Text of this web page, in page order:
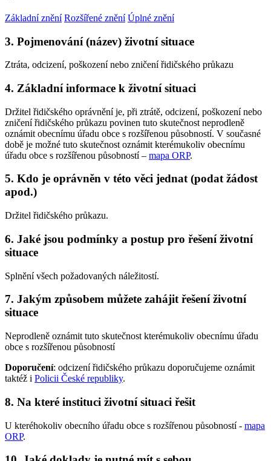
Základní znění Rozšířené znění Úplné znění
3. Pojmenování (název) životní situace
Ztráta, odcizení, poškození nebo zničení řidičského průkazu
4. Základní informace k životní situaci
Držitel řidičského oprávnění je, při ztrátě, odcizení, poškození nebo
zničení řidičského průkazu povinen tuto skutečnost neprodleně
oznámit obecnímu úřadu obce s rozšířenou působností. V současné
době je možné tuto skutečnost oznámit kterémukoliv obecnímu
úřadu obce s rozšířenou působností – mapa ORP.
5. Kdo je oprávněn v této věci jednat (podat žádost
apod.)
Držitel řidičského průkazu.
6. Jaké jsou podmínky a postup pro řešení životní
situace
Splnění všech požadovaných náležitostí.
7. Jakým způsobem můžete zahájit řešení životní
situace
Neprodleně oznámit tuto skutečnost kterémukoliv obecnímu úřadu
obce s rozšířenou působností
Doporučení: odcizení řidičského průkazu doporučujeme oznámit
taktéž i Policii České republiky.
8. Na které instituci životní situaci řešit
U kteréhokoliv obecního úřadu obce s rozšířenou působností - mapa
ORP.